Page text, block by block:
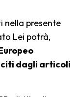
nella presente
Lei potrà,
dagli articoli